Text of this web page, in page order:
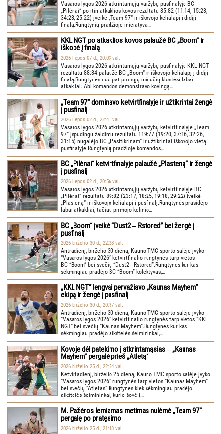
Vasaros lygos 2026 atkrintamųjų varžybų pusfinalyje BC
„Pilėnai“ po itin atkaklios kovos rezultatu 85:82 (11:14, 15:23,
34:23, 25:22) įveikė „Team 97“ ir iškovojo kelialapį į didįjį
finalą.Rungtynių pradžioje iniciatyva…
KKL NGT po atkaklios kovos palaužė BC „Boom“ ir
iškopė į finalą
2026 liepos 07 d., 20:03 val.
Vasaros lygos 2026 atkrintamųjų varžybų pusfinalyje KKL NGT
rezultatu 88:84 palaužė BC „Boom“ ir iškovojo kelialapį į didįjį
finalą.Rungtynės nuo pat pirmųjų minučių klostėsi labai
atkakliai. Abi komandos demonstravo kovingą…
„Team 97“ dominavo ketvirtfinalyje ir užtikrintai žengė
į pusfinalį
2026 liepos 02 d., 22:41 val.
Vasaros lygos 2026 atkrintamųjų varžybų ketvirtfinalyje „Team
97“ įspūdingu žaidimu rezultatu 119:77 (19:20, 37:16, 32:26,
31:15) nugalėjo BC „Pasitikrinam“ ir užtikrintai iškovojo vietą
pusfinalyje.Rungtynių pradžioje komandos…
BC „Pilėnai“ ketvirtfinalyje palaužė „Plasteną“ ir žengė
į pusfinalį
2026 liepos 02 d., 20:56 val.
Vasaros lygos 2026 atkrintamųjų varžybų ketvirtfinalyje BC
„Pilėnai“ rezultatu 89:82 (23:17, 18:25, 19:18, 29:22) įveikė
„Plasteną“ ir iškovojo kelialapį į pusfinalį.Rungtynės prasidėjo
labai atkakliai, tačiau pirmojo kėlinio…
BC „Boom“ įveikė “Dust2 ‒ Rstored” bei žengė į
pusfinalį
2026 birželio 30 d., 22:28 val.
Antradienį, birželio 30 dieną, Kauno TMC sporto salėje įvyko
“Vasaros lygos 2026” ketvirtfinalio rungtynės tarp vietos
BC “Boom” bei svečių “Dust2 - Rstored”.Rungtynes kur kas
sėkmingiau pradėjo BC “Boom” kolektyvas,…
„KKL NGT“ lengvai pervažiavo „Kaunas Mayhem“
ekipą ir žengė į pusfinalį
2026 birželio 30 d., 20:37 val.
Antradienį, birželio 30 dieną, Kauno TMC sporto salėje įvyko
“Vasaros lygos 2026” ketvirtfinalio rungtynės tarp vietos “KKL
NGT” bei svečių “Kaunas Mayhem”.Rungtynes kur kas
sėkmingiau pradėjo aikštelės šeimininkai,…
Kovoje dėl patekimo į atkrintamąsias ‒ „Kaunas
Mayhem“ pergalė prieš „Atletą“
2026 birželio 25 d., 22:54 val.
Ketvirtadienį, birželio 25 dieną, Kauno TMC sporto salėje įvyko
“Vasaros lygos 2026” rungtynės tarp vietos “Kaunas Mayhem”
bei svečių “Atletas”.Rungtynes kiek sėkmingiau pradėjo
aikštelės šeimininkai, kurie šovė į…
M. Pažėros lemiamas metimas nulėmė „Team 97“
pergalę po pratęsimo
2026 birželio 25 d., 21:48 val.